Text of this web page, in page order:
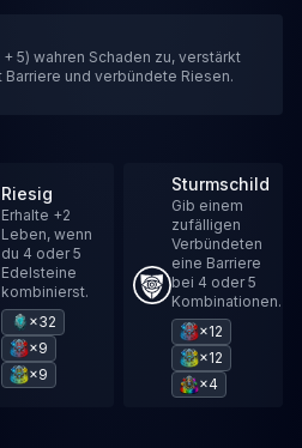
5) wahren Schaden zu, verstärkt
Barriere und verbündete Riesen.
Riesig
Erhalte +2
Leben, wenn
du 4 oder 5
Edelsteine
kombinierst.
×32
×9
×9
Sturmschild
Gib einem
zufälligen
Verbündeten
eine Barriere
bei 4 oder 5
Kombinationen.
×12
×12
×4